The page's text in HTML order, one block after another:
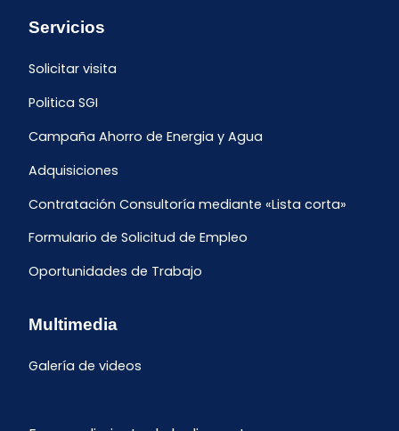
Servicios
Solicitar visita
Politica SGI
Campaña Ahorro de Energia y Agua
Adquisiciones
Contratación Consultoría mediante «Lista corta»
Formulario de Solicitud de Empleo
Oportunidades de Trabajo
Multimedia
Galería de videos